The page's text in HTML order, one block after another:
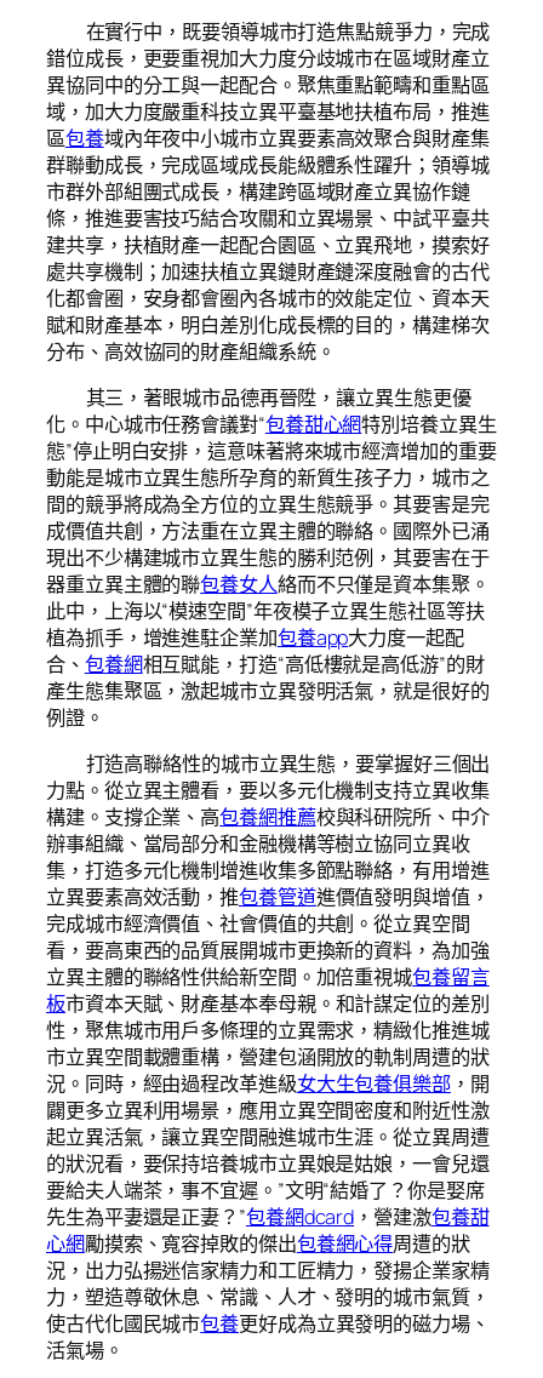
在實行中，既要領導城市打造焦點競爭力，完成
錯位成長，更要重視加大力度分歧城市在區域財產立
異協同中的分工與一起配合。聚焦重點範疇和重點區
域，加大力度嚴重科技立異平臺基地扶植布局，推進
區包養域內年夜中小城市立異要素高效聚合與財產集
群聯動成長，完成區域成長能級體系性躍升；領導城
市群外部組團式成長，構建跨區域財產立異協作鏈
條，推進要害技巧結合攻關和立異場景、中試平臺共
建共享，扶植財產一起配合園區、立異飛地，摸索好
處共享機制；加速扶植立異鏈財產鏈深度融會的古代
化都會圈，安身都會圈內各城市的效能定位、資本天
賦和財產基本，明白差別化成長標的目的，構建梯次
分布、高效協同的財產組織系統。
其三，著眼城市品德再晉陞，讓立異生態更優
化。中心城市任務會議對“包養甜心網特別培養立異生
態”停止明白安排，這意味著將來城市經濟增加的重要
動能是城市立異生態所孕育的新質生孩子力，城市之
間的競爭將成為全方位的立異生態競爭。其要害是完
成價值共創，方法重在立異主體的聯絡。國際外已涌
現出不少構建城市立異生態的勝利范例，其要害在于
器重立異主體的聯包養女人絡而不只僅是資本集聚。
此中，上海以“模速空間”年夜模子立異生態社區等扶
植為抓手，增進進駐企業加包養app大力度一起配
合、 包養網相互賦能，打造“高低樓就是高低游”的財
產生態集聚區，激起城市立異發明活氣，就是很好的
例證。
打造高聯絡性的城市立異生態，要掌握好三個出
力點。從立異主體看，要以多元化機制支持立異收集
構建。支撐企業、高包養網推薦校與科研院所、中介
辦事組織、當局部分和金融機構等樹立協同立異收
集，打造多元化機制增進收集多節點聯絡，有用增進
立異要素高效活動，推包養管道進價值發明與增值，
完成城市經濟價值、社會價值的共創。從立異空間
看，要高東西的品質展開城市更換新的資料，為加強
立異主體的聯絡性供給新空間。加倍重視城包養留言
板市資本天賦、財產基本奉母親。和計謀定位的差別
性，聚焦城市用戶多條理的立異需求，精緻化推進城
市立異空間載體重構，營建包涵開放的軌制周遭的狀
況。同時，經由過程改革進級女大生包養俱樂部，開
闢更多立異利用場景，應用立異空間密度和附近性激
起立異活氣，讓立異空間融進城市生涯。從立異周遭
的狀況看，要保持培養城市立異娘是姑娘，一會兒還
要給夫人端茶，事不宜遲。”文明“結婚了？你是娶席
先生為平妻還是正妻？”包養網dcard ，營建激包養甜
心網勵摸索、寬容掉敗的傑出包養網心得周遭的狀
況，出力弘揚迷信家精力和工匠精力，發揚企業家精
力，塑造尊敬休息、常識、人才、發明的城市氣質，
使古代化國民城市包養更好成為立異發明的磁力場、
活氣場。